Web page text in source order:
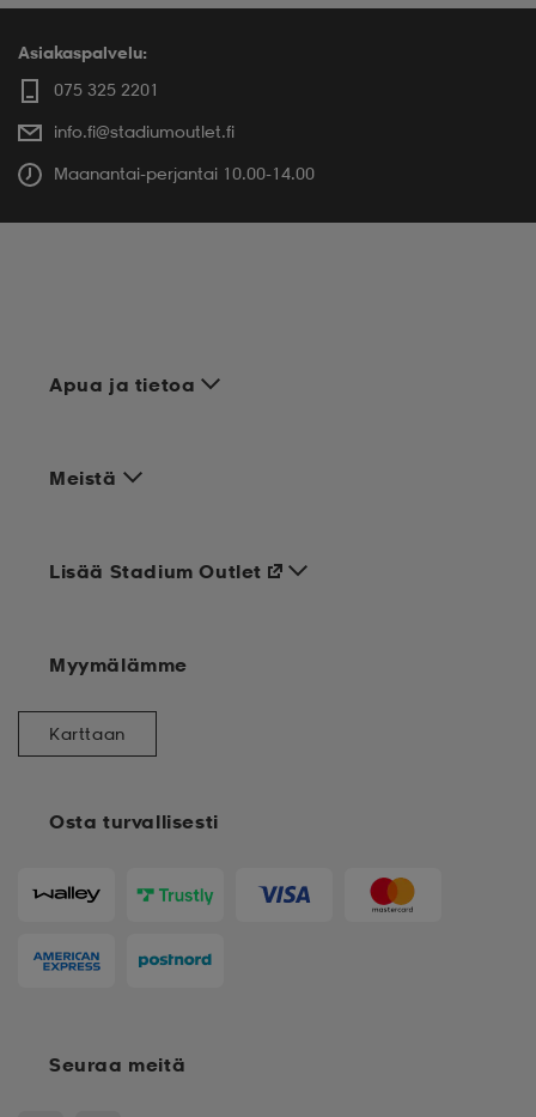
Asiakaspalvelu:
075 325 2201
info.fi@stadiumoutlet.fi
Maanantai-perjantai 10.00-14.00
Apua ja tietoa
Meistä
Osta turvallisesti
Lisää Stadium Outlet
Myymälämme
Karttaan
Seuraa meitä